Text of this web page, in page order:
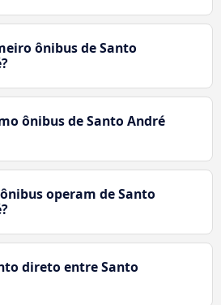
ônibus de Santo
ônibus de Santo André
operam de Santo
direto entre Santo